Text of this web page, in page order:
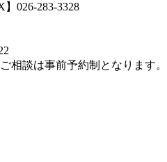
026-283-3328
相談は事前予約制となります。